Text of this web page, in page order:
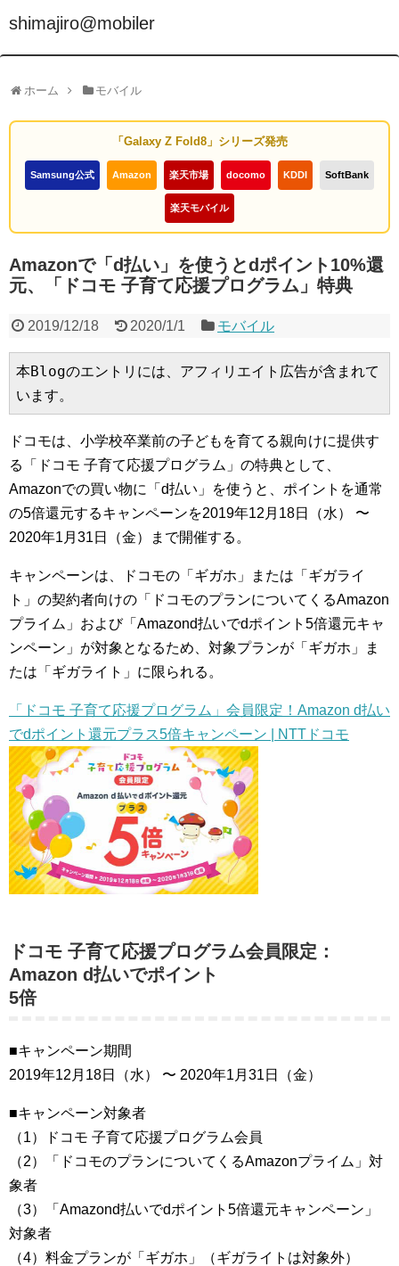
shimajiro@mobiler
ホーム モバイル
「Galaxy Z Fold8」シリーズ発売
Samsung公式 Amazon 楽天市場 docomo KDDI SoftBank
楽天モバイル
Amazonで「d払い」を使うとdポイント10%還
元、「ドコモ 子育て応援プログラム」特典
2019/12/18 2020/1/1 モバイル
本Blogのエントリには、アフィリエイト広告が含まれて
います。
ドコモは、小学校卒業前の子どもを育てる親向けに提供す
る「ドコモ 子育て応援プログラム」の特典として、
Amazonでの買い物に「d払い」を使うと、ポイントを通常
の5倍還元するキャンペーンを2019年12月18日（水） 〜
2020年1月31日（金）まで開催する。
キャンペーンは、ドコモの「ギガホ」または「ギガライ
ト」の契約者向けの「ドコモのプランについてくるAmazon
プライム」および「Amazond払いでdポイント5倍還元キャ
ンペーン」が対象となるため、対象プランが「ギガホ」ま
たは「ギガライト」に限られる。
「ドコモ 子育て応援プログラム」会員限定！Amazon d払い
でdポイント還元プラス5倍キャンペーン | NTTドコモ
ドコモ 子育て応援プログラム会員限定：
Amazon d払いでポイント
5倍
■キャンペーン期間
2019年12月18日（水） 〜 2020年1月31日（金）
■キャンペーン対象者
（1）ドコモ 子育て応援プログラム会員
（2）「ドコモのプランについてくるAmazonプライム」対
象者
（3）「Amazond払いでdポイント5倍還元キャンペーン」
対象者
（4）料金プランが「ギガホ」（ギガライトは対象外）